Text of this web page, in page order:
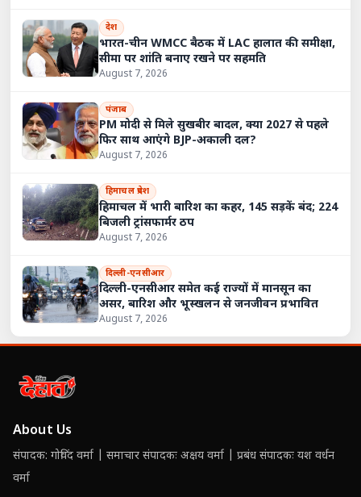
देश
भारत-चीन WMCC बैठक में LAC हालात की समीक्षा,
सीमा पर शांति बनाए रखने पर सहमति
August 7, 2026
पंजाब
PM मोदी से मिले सुखबीर बादल, क्या 2027 से पहले
फिर साथ आएंगे BJP-अकाली दल?
August 7, 2026
हिमाचल प्रदेश
हिमाचल में भारी बारिश का कहर, 145 सड़कें बंद; 224
बिजली ट्रांसफार्मर ठप
August 7, 2026
दिल्ली-एनसीआर
दिल्ली-एनसीआर समेत कई राज्यों में मानसून का
असर, बारिश और भूस्खलन से जनजीवन प्रभावित
August 7, 2026
About Us
संपादक: गोविंद वर्मा | समाचार संपादकः अक्षय वर्मा | प्रबंध संपादकः यश वर्धन
वर्मा